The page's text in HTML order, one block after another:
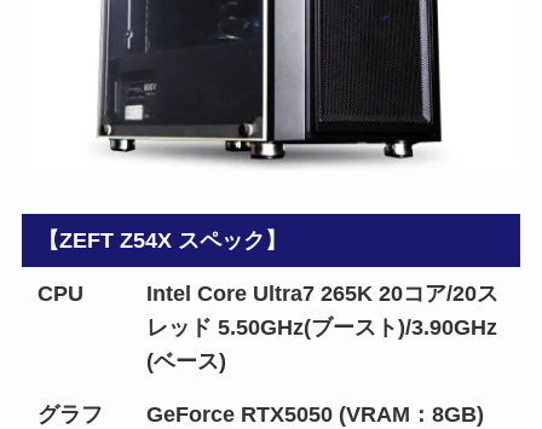
【ZEFT Z54X スペック】
CPU
Intel Core Ultra7 265K 20コア/20ス
レッド 5.50GHz(ブースト)/3.90GHz
(ベース)
グラフ
GeForce RTX5050 (VRAM：8GB)